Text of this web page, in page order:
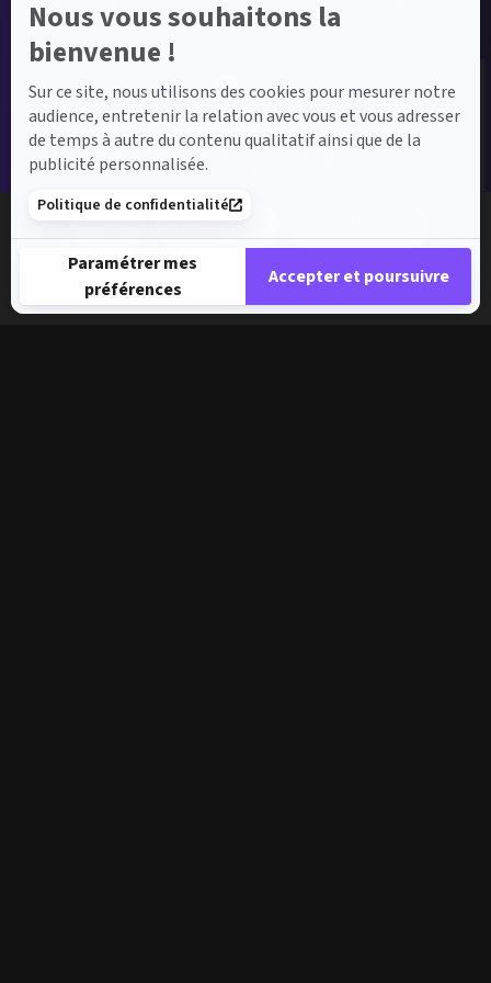
Nous vous souhaitons la
bienvenue !
Sur ce site, nous utilisons des cookies pour mesurer notre
audience, entretenir la relation avec vous et vous adresser
de temps à autre du contenu qualitatif ainsi que de la
publicité personnalisée.
Politique de confidentialité
Paramétrer mes
préférences
Accepter et poursuivre
03 20 72 39 39
Label Certified
Le label Mercedes-Benz Certified vous propose
des voitures d’occasion de haute qualité.